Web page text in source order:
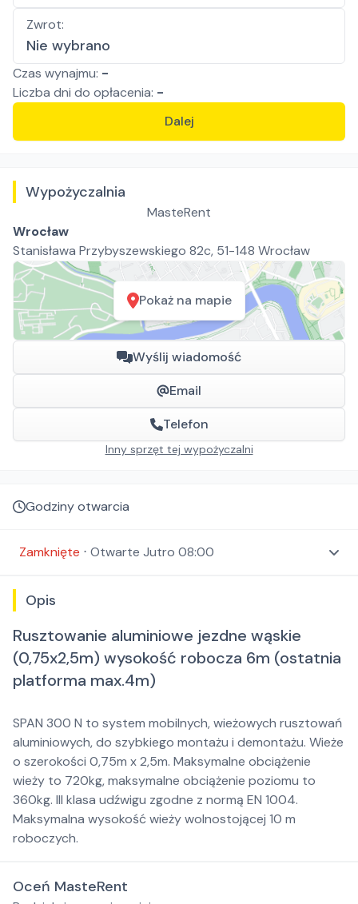
Zwrot:
Nie wybrano
Czas wynajmu: -
Liczba dni do opłacenia: -
Dalej
Wypożyczalnia
MasteRent
Wrocław
Stanisława Przybyszewskiego 82c, 51-148 Wrocław
Pokaż na mapie
Wyślij wiadomość
Email
Telefon
Inny sprzęt tej wypożyczalni
Godziny otwarcia
Zamknięte ⋅ Otwarte Jutro 08:00
Opis
Rusztowanie aluminiowe jezdne wąskie
(0,75x2,5m) wysokość robocza 6m (ostatnia
platforma max.4m)
SPAN 300 N to system mobilnych, wieżowych rusztowań
aluminiowych, do szybkiego montażu i demontażu. Wieże
o szerokości 0,75m x 2,5m. Maksymalne obciążenie
wieży to 720kg, maksymalne obciążenie poziomu to
360kg. III klasa udźwigu zgodne z normą EN 1004.
Maksymalna wysokość wieży wolnostojącej 10 m
roboczych.
Oceń MasteRent